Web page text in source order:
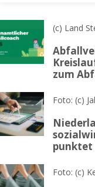
(c) Land
zum
Foto: (c)
punktet
Foto: (c)